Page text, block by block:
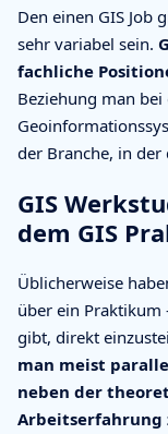
Den einen GIS Job
sehr variabel sein.
fachliche
Beziehung man
der Branche, in
GIS
dem GIS
Üblicherweise
über ein Praktikum
gibt, direkt
man meist
neben der
Arbeitserfahrung